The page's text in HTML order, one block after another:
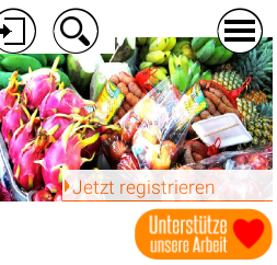
Jetzt registrieren